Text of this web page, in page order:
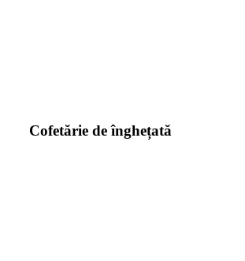
Cofetărie de înghețată